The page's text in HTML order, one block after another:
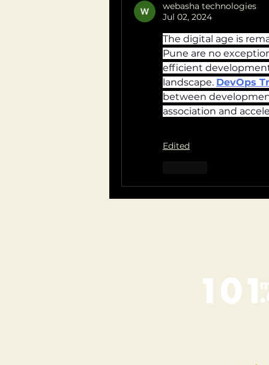
webasha technologies
Jul 02, 2024
The digital age is
Pune are no
efficient
landscape. DevOps
between
association and
Edited